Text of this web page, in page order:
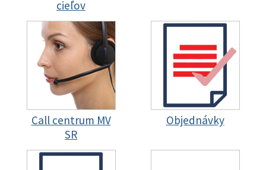
cieľov
Call centrum MV
SR
Objednávky